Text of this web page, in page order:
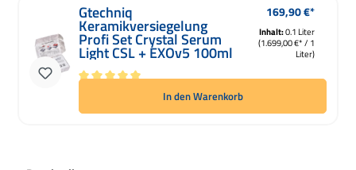
Gtechniq
Keramikversiegelung
Profi Set Crystal Serum
Light CSL + EXOv5 100ml
Durchschnittliche Bewertung von 5 von 5 Sternen
Inhalt:0.1 Liter
(1.699,00 €* / 1
Liter)
Regulärer Preis:
169,90 €*
In den Warenkorb